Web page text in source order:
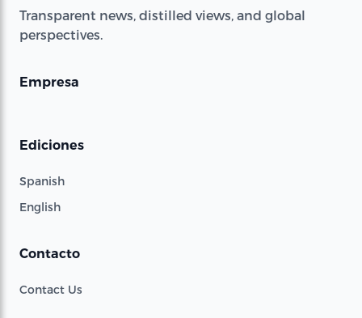
Transparent news, distilled views, and global
perspectives.
Empresa
Ediciones
Spanish
English
Contacto
Contact Us